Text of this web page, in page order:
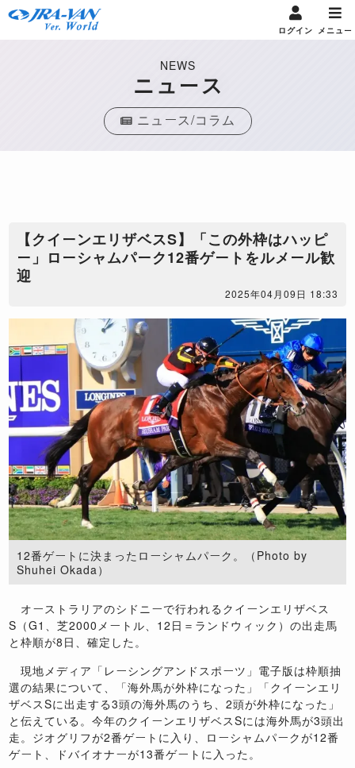
ログイン メニュー
NEWS
ニュース
ニュース/コラム
【クイーンエリザベスS】「この外枠はハッピ
ー」ローシャムパーク12番ゲートをルメール歓
迎
2025年04月09日 18:33
12番ゲートに決まったローシャムパーク。（Photo by
Shuhei Okada）
オーストラリアのシドニーで行われるクイーンエリザベス
S（G1、芝2000メートル、12日＝ランドウィック）の出走馬
と枠順が8日、確定した。
現地メディア「レーシングアンドスポーツ」電子版は枠順抽
選の結果について、「海外馬が外枠になった」「クイーンエリ
ザベスSに出走する3頭の海外馬のうち、2頭が外枠になった」
と伝えている。今年のクイーンエリザベスSには海外馬が3頭出
走。ジオグリフが2番ゲートに入り、ローシャムパークが12番
ゲート、ドバイオナーが13番ゲートに入った。